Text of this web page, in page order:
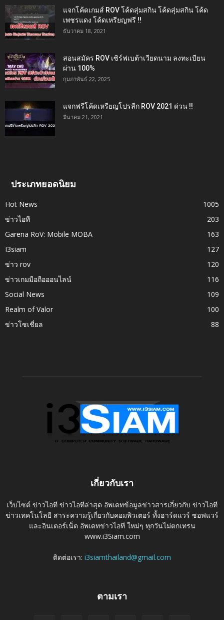
แจกโค้ดเกมส์ ROV โค้ดสุ่มสกิน โค้ดสุ่มสกิน โค้ด
เพชรแดง โค้ดเหรียญฟรี !!
ธันวาคม 18, 2021
สอนสมัคร ROV เซิร์ฟเบต้าเวียดนาม ลงทะเบียน
ผ่าน 100%
กุมภาพันธ์ 22, 2025
แจกฟรีโค้ดเหรียญโปรลีก ROV 2021 ด่วน !!
มีนาคม 21, 2021
ประเภทยอดนิยม
Hot News
1005
ข่าวไอที
203
Garena RoV: Mobile MOBA
163
I3siam
127
ข่าว rov
120
ข่าวเกมมือถือออนไลน์
116
Social News
109
Realm of Valor
100
ข่าวโซเชี่ยล
88
เกี่ยวกับเรา
เว็บไซต์ ข่าวไอที ข่าวไอทีล่าสุด อัพเดทข้อมูลข่าวสารเกี่ยวกับ ข่าวไอที
ข่าวเทคโนโลยี สาระความรู้เกี่ยวกับคอมพิวเตอร์ ทั้งฮาร์ดแวร์ ซอฟแวร์
และอินเตอร์เน็ต อัพเดทข่าวไอที ใหม่ๆ ทุกวันไม่ตกเทรน
www.i3Siam.com
ติดต่อเรา: i3siamthailand@gmail.com
ตามเรา